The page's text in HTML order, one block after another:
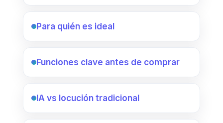
Para quién es ideal
Funciones clave antes de comprar
IA vs locución tradicional